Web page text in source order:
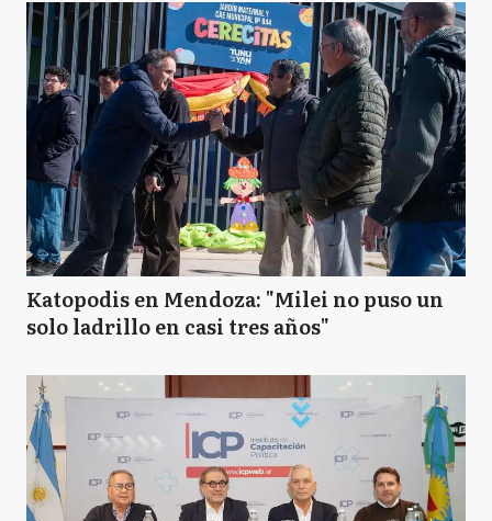
Katopodis en Mendoza: "Milei no puso un
solo ladrillo en casi tres años"